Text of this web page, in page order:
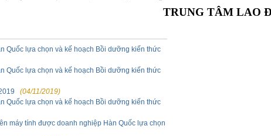
TRUNG TÂM LAO
Quốc lựa chọn và kế hoạch Bồi dưỡng kiến thức
Quốc lựa chọn và kế hoạch Bồi dưỡng kiến thức
(04/11/2019)
Quốc lựa chọn và kế hoạch Bồi dưỡng kiến thức
máy tính được doanh nghiệp Hàn Quốc lựa chọn